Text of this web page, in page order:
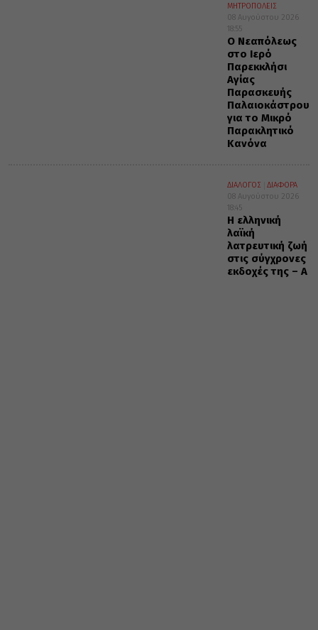
ΜΗΤΡΟΠΟΛΕΙΣ
08 Αυγούστου 2026
18:55
Ο Νεαπόλεως
στο Ιερό
Παρεκκλήσι
Αγίας
Παρασκευής
Παλαιοκάστρου
για το Μικρό
Παρακλητικό
Κανόνα
ΔΙΑΛΟΓΟΣ
ΔΙΑΦΟΡΑ
08 Αυγούστου 2026
18:45
Η ελληνική
λαϊκή
λατρευτική ζωή
στις σύγχρονες
εκδοχές της – Α΄